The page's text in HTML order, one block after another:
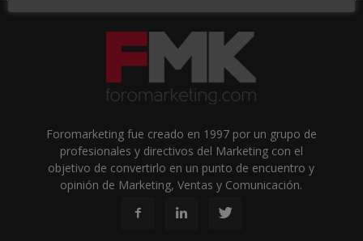
Foromarketing fue creado en 1997 por un grupo de
profesionales y directivos del Marketing con el
objetivo de convertirlo en un punto de encuentro y
opinión de Marketing, Ventas y Comunicación.